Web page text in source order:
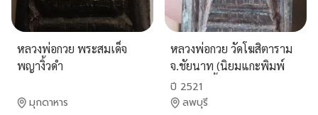
หลวงพ่อกวย พระสมเด็จ
พญางิ้วดำ
มุกดาหาร
หลวงพ่อกวย วัดโฆสิตาราม
จ.ชัยนาท (นิยมแกะพิมพ์
สมเด็จไม้งิ้วดำ)
ปี 2521
ลพบุรี